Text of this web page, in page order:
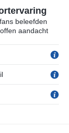
beleefden
aandacht